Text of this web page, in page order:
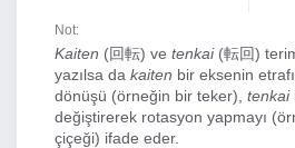
Not:
Kaiten (回転) ve tenkai(転回)
yazılsa da kaiten bir eksenin
dönüşü (örneğin bir teker), tenkai
değiştirerek rotasyon yapmayı
çiçeği) ifade eder.